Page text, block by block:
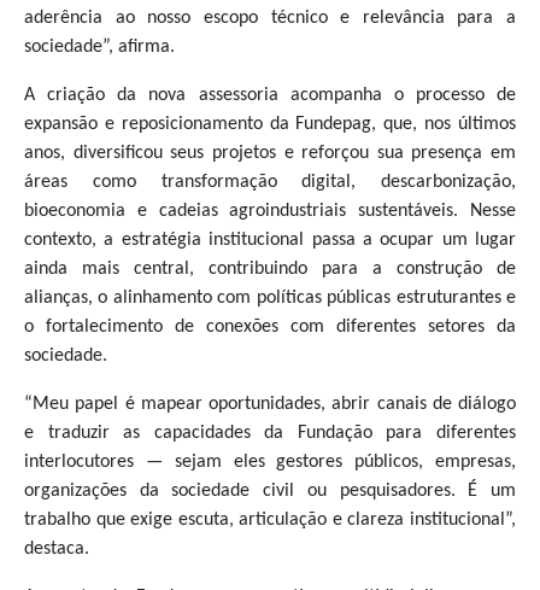
aderência ao nosso escopo técnico e relevância para a
sociedade”, afirma.
A criação da nova assessoria acompanha o processo de
expansão e reposicionamento da Fundepag, que, nos últimos
anos, diversificou seus projetos e reforçou sua presença em
áreas como transformação digital, descarbonização,
bioeconomia e cadeias agroindustriais sustentáveis. Nesse
contexto, a estratégia institucional passa a ocupar um lugar
ainda mais central, contribuindo para a construção de
alianças, o alinhamento com políticas públicas estruturantes e
o fortalecimento de conexões com diferentes setores da
sociedade.
“Meu papel é mapear oportunidades, abrir canais de diálogo
e traduzir as capacidades da Fundação para diferentes
interlocutores — sejam eles gestores públicos, empresas,
organizações da sociedade civil ou pesquisadores. É um
trabalho que exige escuta, articulação e clareza institucional”,
destaca.